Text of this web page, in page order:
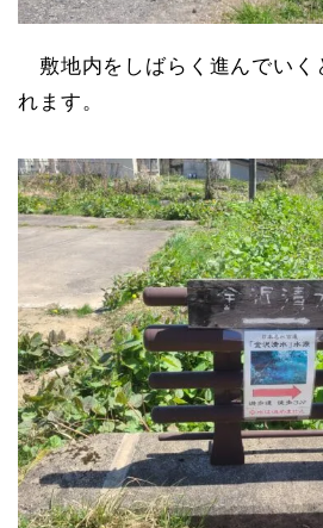
敷地内をしばらく進んでいく
れます。